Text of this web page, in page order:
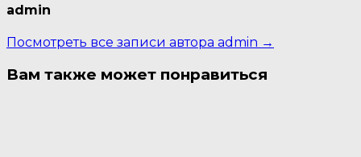
admin
Посмотреть все записи автора admin →
Вам также может понравиться